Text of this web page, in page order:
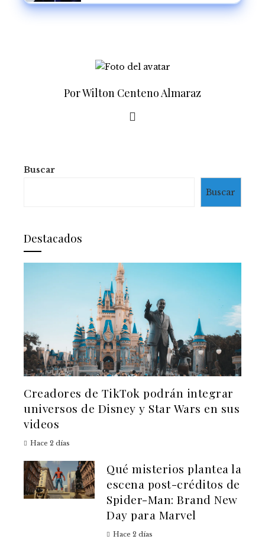
investigación sobre Venezuela
Por Wilton Centeno Almaraz
Buscar
Buscar
Destacados
Creadores de TikTok podrán integrar
universos de Disney y Star Wars en sus
videos
Hace 2 días
Qué misterios plantea la
escena post-créditos de
Spider-Man: Brand New
Day para Marvel
Hace 2 días